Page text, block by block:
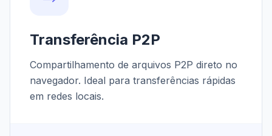
Transferência P2P
Compartilhamento de arquivos P2P direto no
navegador. Ideal para transferências rápidas
em redes locais.